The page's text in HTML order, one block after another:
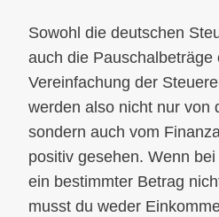
Sowohl die deutschen
auch die Pauschalbeträge
Vereinfachung der
werden also nicht nur von
sondern auch vom
positiv gesehen. Wenn
ein bestimmter Betrag
musst du weder